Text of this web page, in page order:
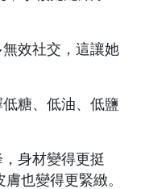
效社交，這讓她
糖、低油、低鹽
身材變得更挺
也變得更緊緻。